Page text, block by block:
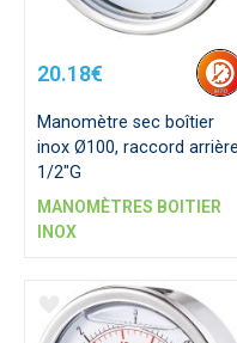
20.18€
Manomètre sec boîtier
inox Ø100, raccord arrière
1/2"G
MANOMÈTRES BOITIER
INOX